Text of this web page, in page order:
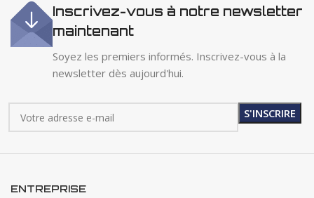
Inscrivez-vous à notre newsletter
maintenant
Soyez les premiers informés. Inscrivez-vous à la
newsletter dès aujourd'hui.
ENTREPRISE